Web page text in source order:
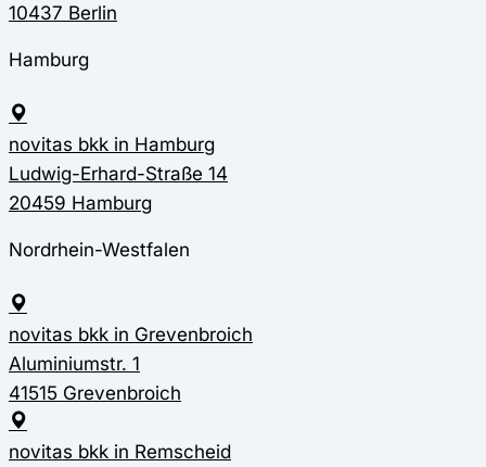
10437 Berlin
Hamburg
novitas bkk in Hamburg
Ludwig-Erhard-Straße 14
20459 Hamburg
Nordrhein-Westfalen
novitas bkk in Grevenbroich
Aluminiumstr. 1
41515 Grevenbroich
novitas bkk in Remscheid